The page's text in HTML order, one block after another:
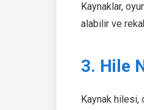
Kaynaklar,
alabilir ve
3. Hile
Kaynak hilesi,